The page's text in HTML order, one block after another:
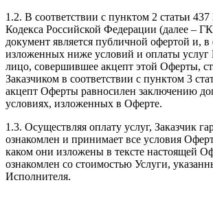
1.2. В соответствии с пунктом 2 статьи
Кодекса Российской Федерации (далее –
документ является публичной офертой и, в
изложенных ниже условий и оплаты услуг
лицо, совершившее акцепт этой Оферты,
Заказчиком в соответствии с пунктом 3
акцепт Оферты равносилен заключению
условиях, изложенных в Оферте.
1.3. Осуществляя оплату услуг, Заказчик
ознакомлен и принимает все условия
каком они изложены в тексте настоящей
ознакомлен со стоимостью Услуги,
Исполнителя.